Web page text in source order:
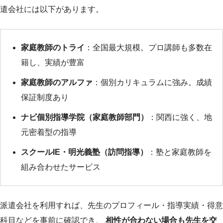
遣会社には以下があります。
家庭教師のトライ ：全国最大規模。プロ講師も多数在
籍し、実績が豊富
家庭教師のアルファ ：個別カリキュラムに強み。成績
保証制度あり
ナビ個別指導学院（家庭教師部門）
：関西に強く、地
元密着型の指導
スクールIE・明光義塾（訪問指導）
：塾と家庭教師を
組み合わせたサービス
派遣会社を利用すれば、先生のプロフィール・指導実績・得意
科目などを事前に確認でき、 相性が合わない場合も先生を交